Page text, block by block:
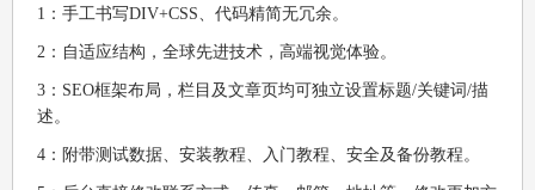
1：手工书写DIV+CSS、代码精简无冗余。
2：自适应结构，全球先进技术，高端视觉体验。
3：SEO框架布局，栏目及文章页均可独立设置标题/关键词/描
述。
4：附带测试数据、安装教程、入门教程、安全及备份教程。